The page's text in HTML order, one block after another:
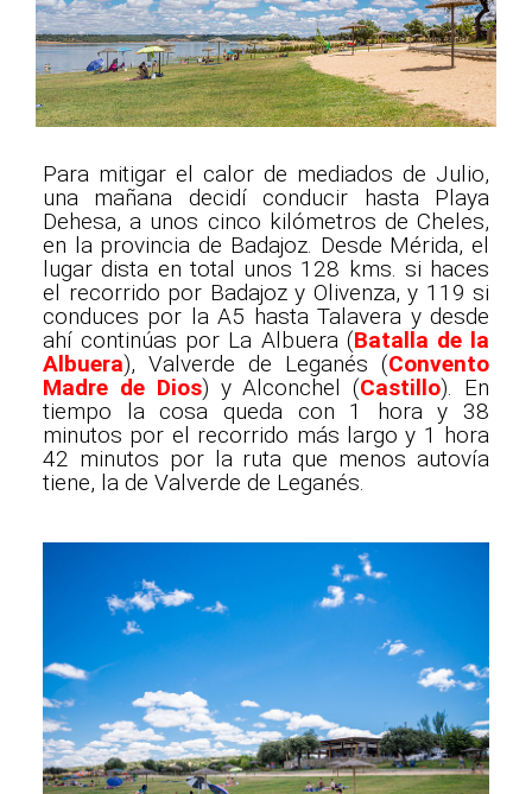
Para mitigar el calor de mediados de Julio,
una mañana decidí conducir hasta Playa
Dehesa, a unos cinco kilómetros de Cheles,
en la provincia de Badajoz. Desde Mérida, el
lugar dista en total unos 128 kms. si haces
el recorrido por Badajoz y Olivenza, y 119 si
conduces por la A5 hasta Talavera y desde
ahí continúas por La Albuera (Batalla de la
Albuera), Valverde de Leganés (Convento
Madre de Dios) y Alconchel (Castillo). En
tiempo la cosa queda con 1 hora y 38
minutos por el recorrido más largo y 1 hora
42 minutos por la ruta que menos autovía
tiene, la de Valverde de Leganés.